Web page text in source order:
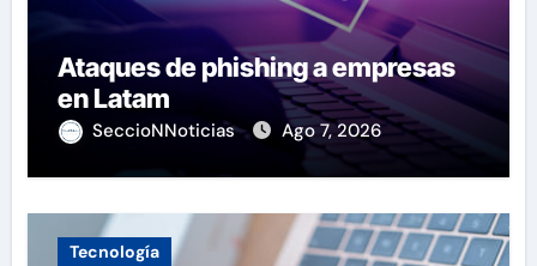
Ataques de phishing a empresas
en Latam
SeccioNNoticias Ago 7, 2026
Tecnología